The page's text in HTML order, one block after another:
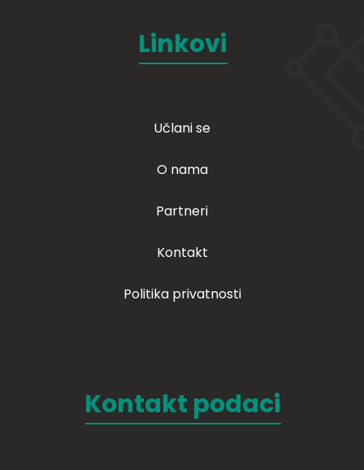
Linkovi
Učlani se
O nama
Partneri
Kontakt
Politika privatnosti
Kontakt podaci